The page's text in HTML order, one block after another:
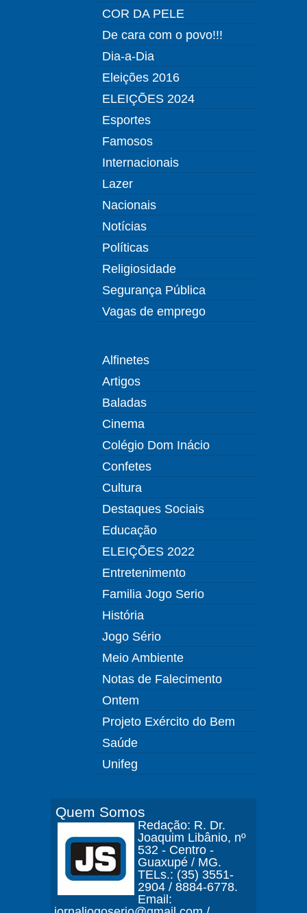
COR DA PELE
De cara com o povo!!!
Dia-a-Dia
Eleições 2016
ELEIÇÕES 2024
Esportes
Famosos
Internacionais
Lazer
Nacionais
Notícias
Políticas
Religiosidade
Segurança Pública
Vagas de emprego
Alfinetes
Artigos
Baladas
Cinema
Colégio Dom Inácio
Confetes
Cultura
Destaques Sociais
Educação
ELEIÇÕES 2022
Entretenimento
Familia Jogo Serio
História
Jogo Sério
Meio Ambiente
Notas de Falecimento
Ontem
Projeto Exército do Bem
Saúde
Unifeg
Quem Somos
Redação: R. Dr.
Joaquim Libânio, nº
532 - Centro -
Guaxupé / MG.
TELs.: (35) 3551-
2904 / 8884-6778.
Email: